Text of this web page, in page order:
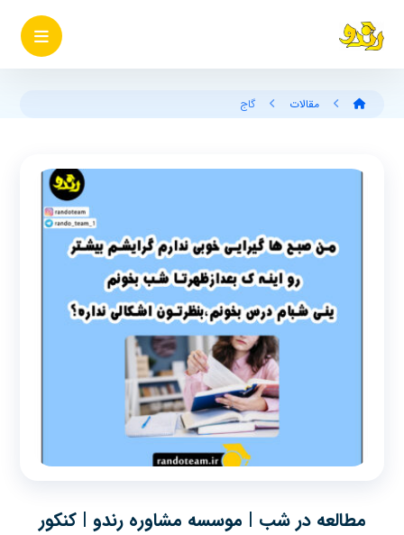
مقالات گاج
مطالعه در شب | موسسه مشاوره رندو | کنکور